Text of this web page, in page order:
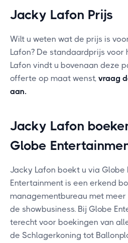
Jacky Lafon Prijs
Wilt u weten wat de prijs is
Lafon? De standaardprijs voor
Lafon vindt u bovenaan deze
offerte op maat wenst, vraag
aan.
Jacky Lafon
Globe
Jacky Lafon boekt u via Globe
Entertainment is een erkend
managementbureau met
de showbusiness. Bij Globe
terecht voor boekingen van
de Schlagerkoning tot